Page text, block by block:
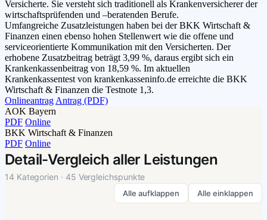
Versicherte. Sie versteht sich traditionell als Krankenversicherer der
wirtschaftsprüfenden und –beratenden Berufe.
Umfangreiche Zusatzleistungen haben bei der BKK Wirtschaft &
Finanzen einen ebenso hohen Stellenwert wie die offene und
serviceorientierte Kommunikation mit den Versicherten. Der
erhobene Zusatzbeitrag beträgt 3,99 %, daraus ergibt sich ein
Krankenkassenbeitrag von 18,59 %. Im aktuellen
Krankenkassentest von krankenkasseninfo.de erreichte die BKK
Wirtschaft & Finanzen die Testnote 1,3.
Onlineantrag Antrag (PDF)
AOK Bayern
PDF Online
BKK Wirtschaft & Finanzen
PDF Online
Detail-Vergleich aller Leistungen
14 Kategorien · 45 Vergleichspunkte
Alle aufklappen Alle einklappen